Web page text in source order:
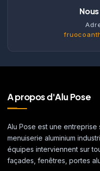
A propos d'Alu Pose
Alu Pose est une
menuiserie aluminium
équipes interviennent sur
façades, fenêtres, portes